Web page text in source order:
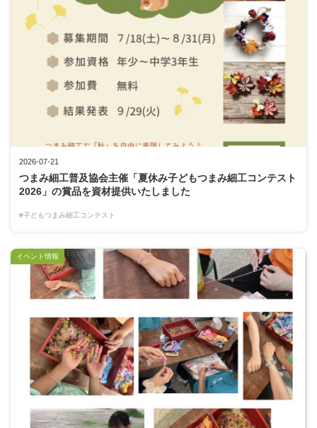
2026-07-21
つまみ細工普及協会主催「夏休み子どもつまみ細工コンテスト
2026」の賞品を資材提供いたしました
#子どもつまみ細工コンテスト
イベント情報